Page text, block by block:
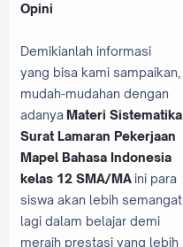
Opini
Demikianlah informasi
yang bisa kami sampaikan,
mudah-mudahan dengan
adanya Materi Sistematika
Surat Lamaran Pekerjaan
Mapel Bahasa Indonesia
kelas 12 SMA/MAini para
siswa akan lebih semangat
lagi dalam belajar demi
meraih prestasi yang lebih